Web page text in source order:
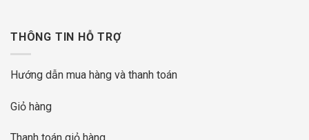
THÔNG TIN HỖ TRỢ
Hướng dẫn mua hàng và thanh toán
Giỏ hàng